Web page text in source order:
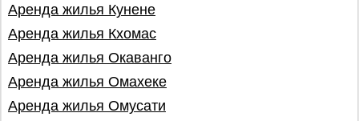
Аренда жилья Кунене
Аренда жилья Кхомас
Аренда жилья Окаванго
Аренда жилья Омахеке
Аренда жилья Омусати